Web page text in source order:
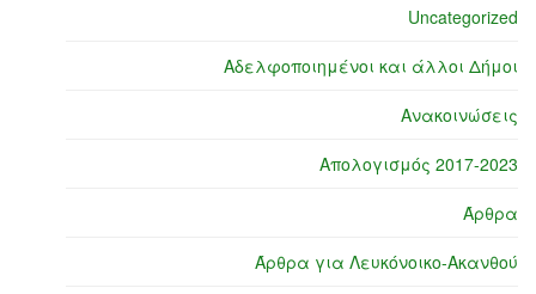
Uncategorized
Αδελφοποιημένοι και άλλοι Δήμοι
Ανακοινώσεις
Απολογισμός 2017-2023
Άρθρα
Άρθρα για Λευκόνοικο-Ακανθού